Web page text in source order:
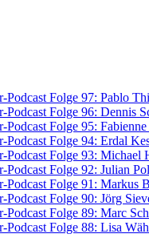
Folge 97: Pablo
Folge 96: Dennis
Folge 95:
Folge 94: Erdal
Podcast Folge 93: Michael
Folge 92: Julian
Folge 91: Markus
Folge 90: Jörg
Folge 89: Marc
Folge 88: Lisa